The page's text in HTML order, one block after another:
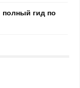
полный гид по